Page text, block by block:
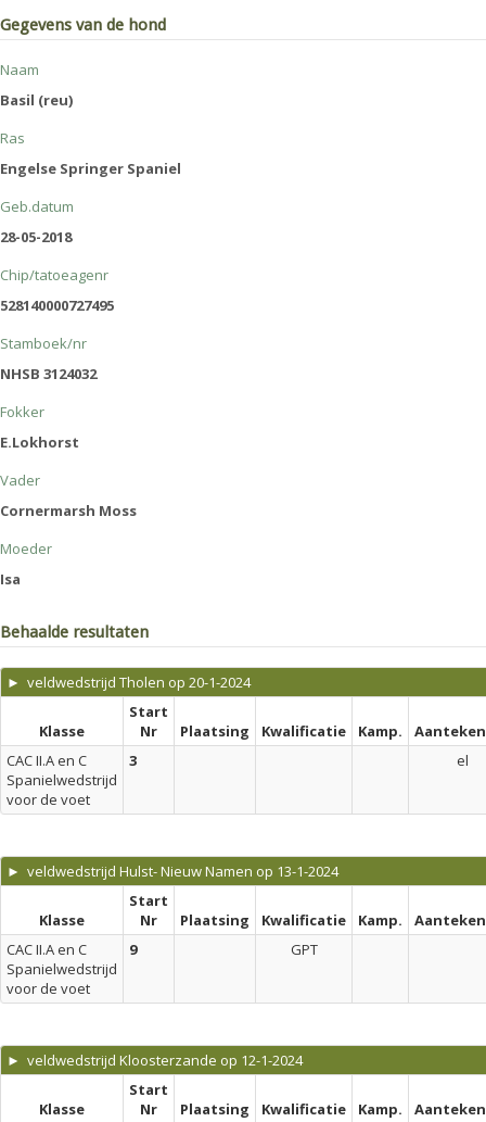
Gegevens van de hond
Naam
Basil (reu)
Ras
Engelse Springer Spaniel
Geb.datum
28-05-2018
Chip/tatoeagenr
528140000727495
Stamboek/nr
NHSB 3124032
Fokker
E.Lokhorst
Vader
Cornermarsh Moss
Moeder
Isa
Behaalde resultaten
► veldwedstrijd Tholen op 20-1-2024
Klasse
Start
Nr
Plaatsing Kwalificatie Kamp.
CAC II.A en C
Spanielwedstrijd
voor de voet
3 el
► veldwedstrijd Hulst- Nieuw Namen op 13-1-2024
Klasse
Start
Nr
Plaatsing Kwalificatie Kamp.
CAC II.A en C
Spanielwedstrijd
voor de voet
9 GPT
► veldwedstrijd Kloosterzande op 12-1-2024
Klasse
Start
Nr
Plaatsing Kwalificatie Kamp.